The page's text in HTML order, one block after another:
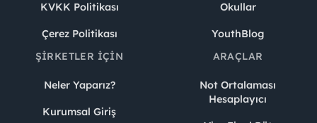
KVKK Politikası
Çerez Politikası
Okullar
YouthBlog
ŞIRKETLER İÇIN
Neler Yaparız?
Kurumsal Giriş
ARAÇLAR
Not Ortalaması
Hesaplayıcı